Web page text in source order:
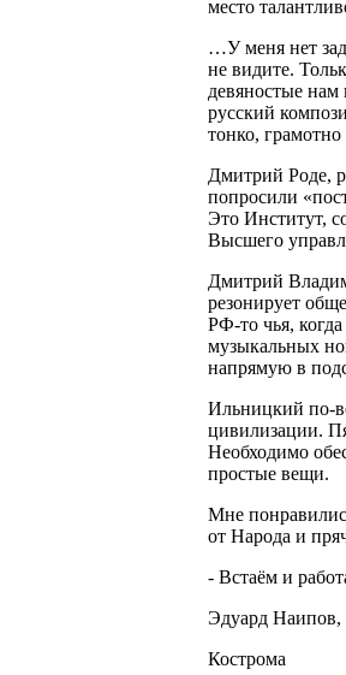
место
…У меня нет
не видите.
девяностые нам
русский
тонко,
Дмитрий Роде,
попросили
Это Институт,
Высшего
Дмитрий
резонирует
РФ-то чья,
музыкальных
напрямую в
Ильницкий по-
цивилизации.
Необходимо
простые вещи.
Мне
от Народа и
- Встаём и
Эдуард Наипов,
Кострома